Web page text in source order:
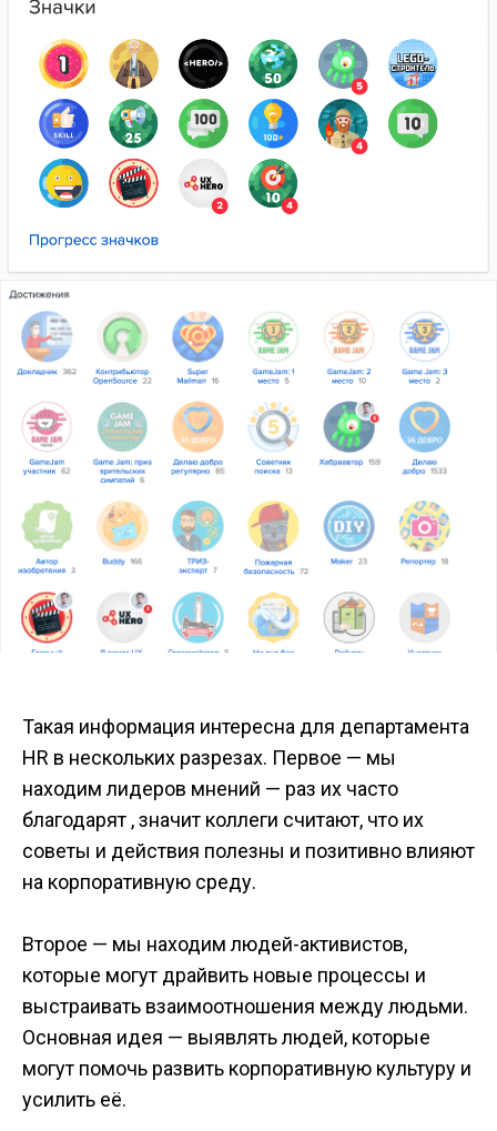
Такая информация интересна для департамента
HR в нескольких разрезах. Первое — мы
находим лидеров мнений — раз их часто
благодарят , значит коллеги считают, что их
советы и действия полезны и позитивно влияют
на корпоративную среду.
Второе — мы находим людей-активистов,
которые могут драйвить новые процессы и
выстраивать взаимоотношения между людьми.
Основная идея — выявлять людей, которые
могут помочь развить корпоративную культуру и
усилить её.